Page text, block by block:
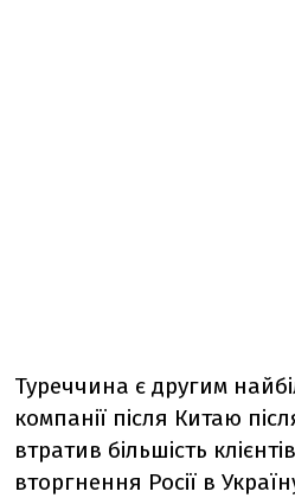
Туреччина є другим
компанії після Китаю
втратив більшість
вторгнення Росії в